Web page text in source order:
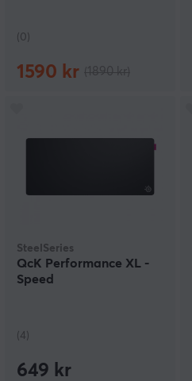
(0)
1590 kr
SteelSeries
QcK Performance XL -
Speed
(4)
649 kr